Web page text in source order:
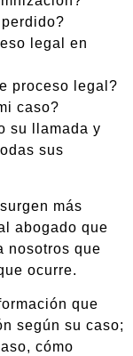
legal en
proceso legal?
caso?
su llamada y
sus
más
abogado que
nosotros que
ocurre.
que
según su caso;
cómo